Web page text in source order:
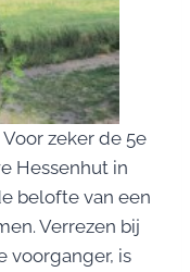
zeker de 5e
Hessenhut in
belofte van een
Verrezen bij
voorganger, is